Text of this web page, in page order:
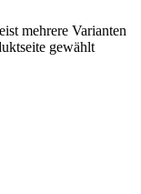
mehrere Varianten
gewählt